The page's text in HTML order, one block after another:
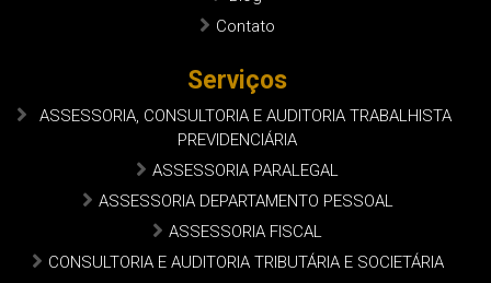
Contato
Serviços
ASSESSORIA, CONSULTORIA E AUDITORIA TRABALHISTA
PREVIDENCIÁRIA
ASSESSORIA PARALEGAL
ASSESSORIA DEPARTAMENTO PESSOAL
ASSESSORIA FISCAL
CONSULTORIA E AUDITORIA TRIBUTÁRIA E SOCIETÁRIA